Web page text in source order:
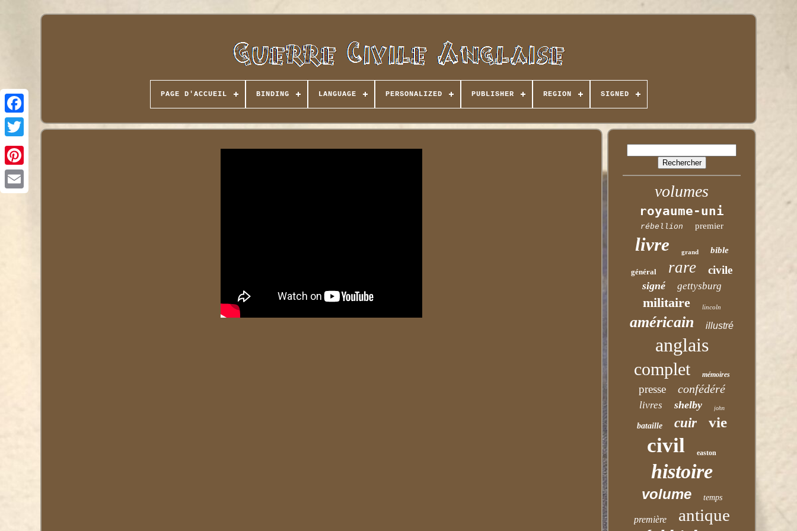
PAGE D'ACCUEIL BINDING LANGUAGE PERSONALIZED PUBLISHER REGION SIGNED
volumes
royaume-uni
rébellion premier
livre grand bible
général rare civile
signé gettysburg
militaire lincoln
américain illustré
anglais
complet mémoires
presse confédéré
livres shelby john
bataille cuir vie
civil easton
histoire
volume temps
première antique